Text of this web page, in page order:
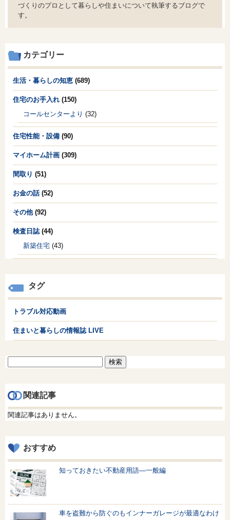
づくりのプロとして暮らしや住まいについて執筆するブログで
す。
カテゴリー
生活・暮らしの知恵 (689)
住宅のお手入れ (150)
コールセンターより (32)
住宅性能・設備 (90)
マイホーム計画 (309)
間取り (51)
お金の話(52)
その他(92)
検査日誌 (44)
新築住宅 (43)
タグ
トラブル対応動画
住まいと暮らしの情報誌 LIVE
関連記事
関連記事はありません。
おすすめ
知っておきたい不動産用語—一般編
車を盗難から防ぐのもインナーガレージが最適なわけ